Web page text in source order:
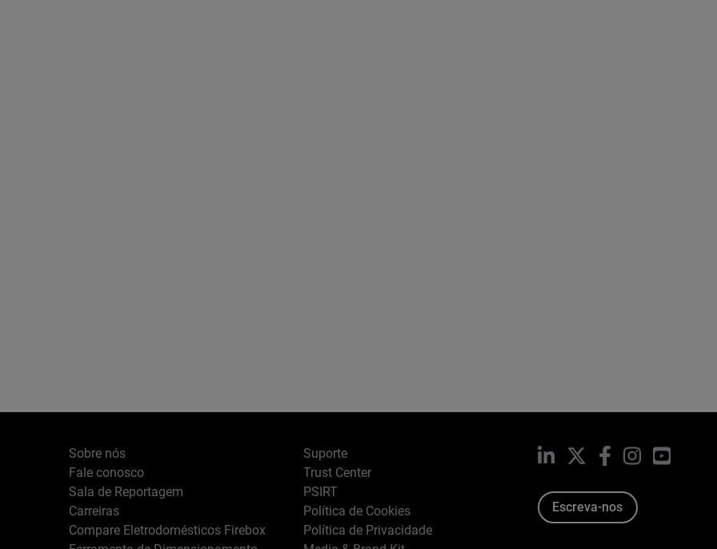
Sobre nós
Fale conosco
Sala de Reportagem
Carreiras
Compare Eletrodomésticos Firebox
Suporte
Trust Center
PSIRT
Política de Cookies
Política de Privacidade
LinkedIn Facebook
Instagram
Escreva-nos